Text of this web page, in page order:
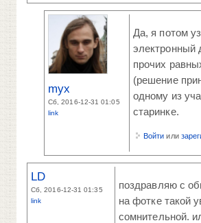
myx
Сб, 2016-12-31 01:05
link
Да, я потом
электронный
прочих
(решение
одному из
старинке.
Войти или
LD
Сб, 2016-12-31 01:35
link
поздравляю с
на фотке такой
сомнительной.